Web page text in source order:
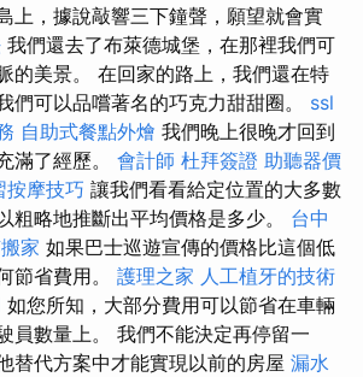
上，據說敲響三下鐘聲，願望就會實
我們還去了布萊德城堡，在那裡我們可
的美景。 在回家的路上，我們還在特
們可以品嚐著名的巧克力甜甜圈。 ssl
自助式餐點外燴 我們晚上很晚才回到
滿了經歷。 會計師 杜拜簽證 助聽器價
按摩技巧 讓我們看看給定位置的大多數
粗略地推斷出平均價格是多少。 台中
家 如果巴士巡遊宣傳的價格比這個低
節省費用。 護理之家 人工植牙的技術
如您所知，大部分費用可以節省在車輛
員數量上。 我們不能決定再停留一
替代方案中才能實現以前的房屋 漏水